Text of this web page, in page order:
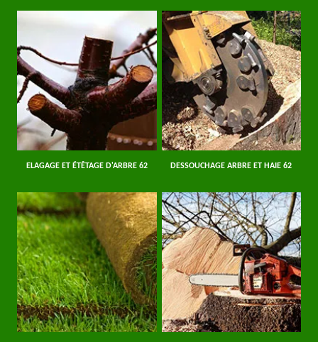
ELAGAGE ET ÉTÊTAGE D'ARBRE 62 DESSOUCHAGE ARBRE ET HAIE 62